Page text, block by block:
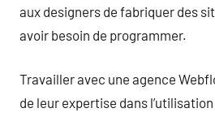
aux designers de fabriquer des
avoir besoin de programmer.
Travailler avec une agence
de leur expertise dans